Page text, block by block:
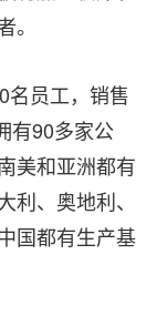
。
名员工，销售
有90多家公
美和亚洲都有
、奥地利、
国都有生产基